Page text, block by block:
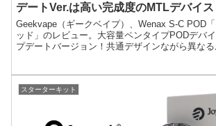
デートVer.は高い完成度のMTLデバイス
Geekvape（ギークベイプ）、Wenax S-C POD
ッド」のレビュー。大容量ペンタイプPODデバ
プデートバージョン！共通デザインながら異な
スターターキット